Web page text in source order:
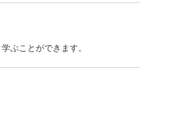
ぶことができます。